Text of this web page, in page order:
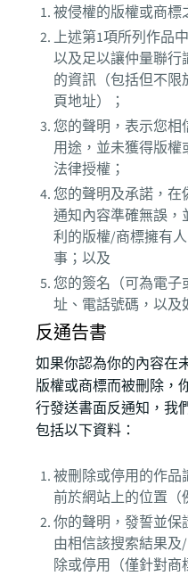
被侵權的版權或商標
上述第1項所列作品
以及足以讓仲量聯行
的資訊（包括但不限
頁地址）；
您的聲明，表示您相
用途，並未獲得版
法律授權；
您的聲明及承諾，在
通知內容準確無誤，
利的版權/商標擁有
事；以及
您的簽名（可為電子
址、電話號碼，以及
反通告書
如果你認為你的內容在
版權或商標而被刪除，
行發送書面反通知，我
包括以下資料：
被刪除或停用的作品
前於網站上的位置（
你的聲明，發誓並保
由相信該搜索結果
除或停用（僅針對